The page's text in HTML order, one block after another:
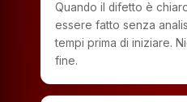
Quando il difetto è
essere fatto senza
tempi prima di iniziare.
fine.